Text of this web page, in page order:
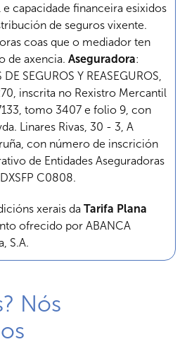
capacidade financeira esixidos
de seguros vixente.
coas que o mediador ten
de axencia. Aseguradora:
SEGUROS Y REASEGUROS,
inscrita no Rexistro Mercantil
tomo 3407 e folio 9, con
Linares Rivas, 30 - 3, A
con número de inscrición
de Entidades Aseguradoras
C0808.
xerais da Tarifa Plana
ofrecido por ABANCA
S.A.
Nós